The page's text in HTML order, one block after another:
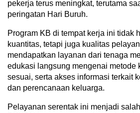
pekerja terus meningkat, terutama
peringatan Hari Buruh.
Program KB di tempat kerja ini tidak
kuantitas, tetapi juga kualitas
mendapatkan layanan dari tenaga
edukasi langsung mengenai metode
sesuai, serta akses informasi terkait
dan perencanaan keluarga.
Pelayanan serentak ini menjadi